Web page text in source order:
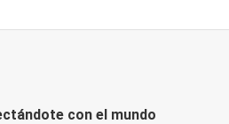
con el mundo